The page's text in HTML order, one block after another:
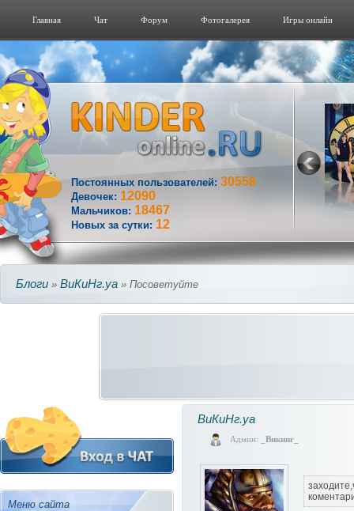
Главная Чат Форум Фотогалерeя Игры онлайн
Постоянных пользователей: 30558
Девочек: 12090
Мальчиков: 18467
Новых за сутки: 12
Блоги » ВиКиНг.уа » Посоветуйте
Меню сайта
ВиКиНг.уа
Админ: _Викинг_